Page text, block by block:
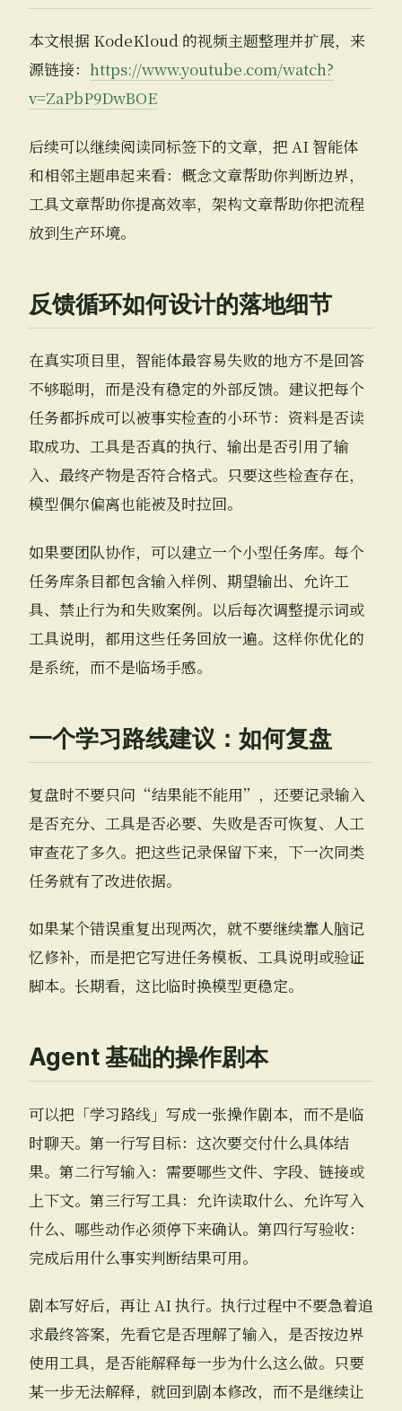
本文根据 KodeKloud 的视频主题整理并扩展，来
源链接： https://www.youtube.com/watch?
v=ZaPbP9DwBOE
后续可以继续阅读同标签下的文章，把 AI 智能体
和相邻主题串起来看：概念文章帮助你判断边界，
工具文章帮助你提高效率，架构文章帮助你把流程
放到生产环境。
反馈循环如何设计的落地细节
在真实项目里，智能体最容易失败的地方不是回答
不够聪明，而是没有稳定的外部反馈。建议把每个
任务都拆成可以被事实检查的小环节：资料是否读
取成功、工具是否真的执行、输出是否引用了输
入、最终产物是否符合格式。只要这些检查存在，
模型偶尔偏离也能被及时拉回。
如果要团队协作，可以建立一个小型任务库。每个
任务库条目都包含输入样例、期望输出、允许工
具、禁止行为和失败案例。以后每次调整提示词或
工具说明，都用这些任务回放一遍。这样你优化的
是系统，而不是临场手感。
一个学习路线建议：如何复盘
复盘时不要只问“结果能不能用”，还要记录输入
是否充分、工具是否必要、失败是否可恢复、人工
审查花了多久。把这些记录保留下来，下一次同类
任务就有了改进依据。
如果某个错误重复出现两次，就不要继续靠人脑记
忆修补，而是把它写进任务模板、工具说明或验证
脚本。长期看，这比临时换模型更稳定。
Agent 基础的操作剧本
可以把「学习路线」写成一张操作剧本，而不是临
时聊天。第一行写目标：这次要交付什么具体结
果。第二行写输入：需要哪些文件、字段、链接或
上下文。第三行写工具：允许读取什么、允许写入
什么、哪些动作必须停下来确认。第四行写验收：
完成后用什么事实判断结果可用。
剧本写好后，再让 AI 执行。执行过程中不要急着追
求最终答案，先看它是否理解了输入，是否按边界
使用工具，是否能解释每一步为什么这么做。只要
某一步无法解释，就回到剧本修改，而不是继续让